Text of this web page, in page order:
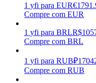
Ganhe recompensas
1 yfi para EUR€
Compre com EUR
1 yfi para BRLR$
Compre com BRL
1 yfi para RUB₽
Compre com RUB